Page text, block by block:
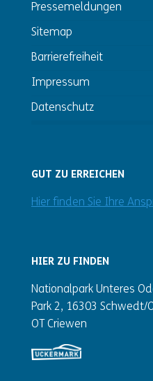
Pressemeldungen
Sitemap
Barrierefreiheit
Impressum
Datenschutz
GUT ZU ERREICHEN
Hier finden Sie Ihre
HIER ZU FINDEN
Nationalpark Unteres
Park 2, 16303 Schwedt/
OT Criewen